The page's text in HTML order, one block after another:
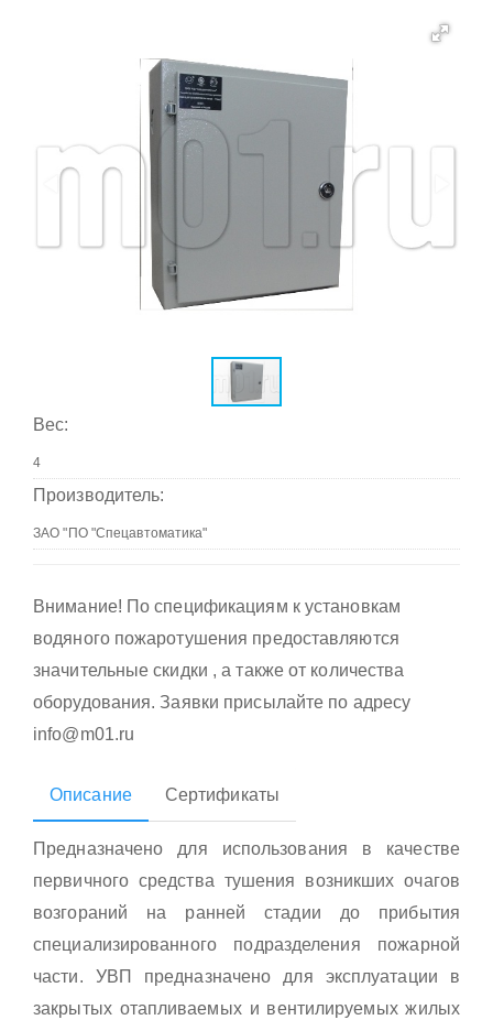
Вес:
Производитель:
Внимание! По спецификациям к установкам
водяного пожаротушения предоставляются
значительные скидки , а также от количества
оборудования. Заявки присылайте по адресу
info@m01.ru
Описание Сертификаты
Предназначено для использования в качестве
первичного средства тушения возникших очагов
возгораний на ранней стадии до прибытия
специализированного подразделения пожарной
части. УВП предназначено для эксплуатации в
закрытых отапливаемых и вентилируемых жилых